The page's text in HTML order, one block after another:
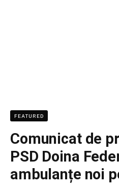
FEATURED
Comunicat de
PSD Doina
ambulanțe noi